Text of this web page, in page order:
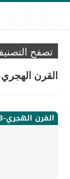
تصفح
القرن الهجري-
القرن الهجري-13